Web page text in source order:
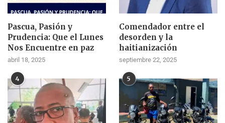
Pascua, Pasión y
Prudencia: Que el Lunes
Nos Encuentre en paz
abril 18, 2025
Comendador entre el
desorden y la
haitianización
septiembre 22, 2025
4 5